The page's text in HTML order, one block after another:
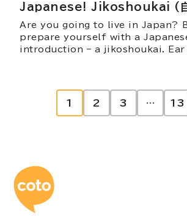
Japanese! Jikoshoukai (自
Are you going to live in Japan?
prepare yourself with a
introduction – a jikoshoukai.
の
ペ
1 2 3 … 13
コトアカデミ